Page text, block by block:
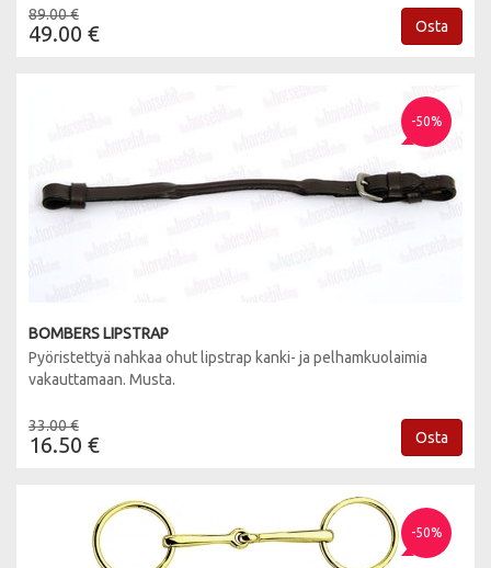
89.00 €
49.00 € Osta
-50%
BOMBERS LIPSTRAP
Pyöristettyä nahkaa ohut lipstrap kanki- ja pelhamkuolaimia
vakauttamaan. Musta.
33.00 €
16.50 € Osta
-50%